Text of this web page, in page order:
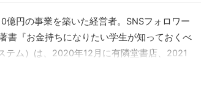
億円の事業を築いた経営者。SNSフォロワー
書『お金持ちになりたい学生が知っておくべ
テム）は、2020年12月に有隣堂書店、2021
グで1位を獲得。